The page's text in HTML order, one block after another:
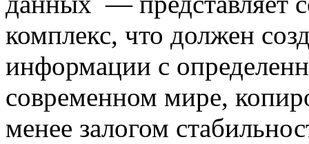
комплекс, что должен
информации с
современном мире,
менее залогом